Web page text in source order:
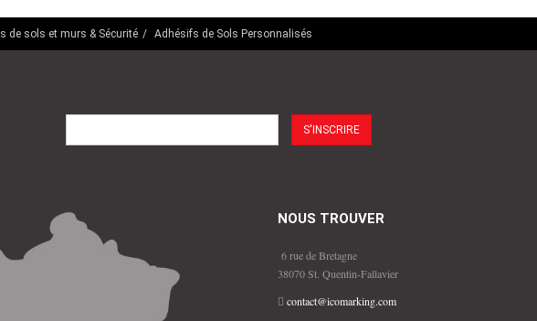
de sols et murs & Sécurité
Adhésifs de Sols Personnalisés
NOUS TROUVER
6 rue de Bretagne
38070 St. Quentin-Fallavier
contact@icomarking.com